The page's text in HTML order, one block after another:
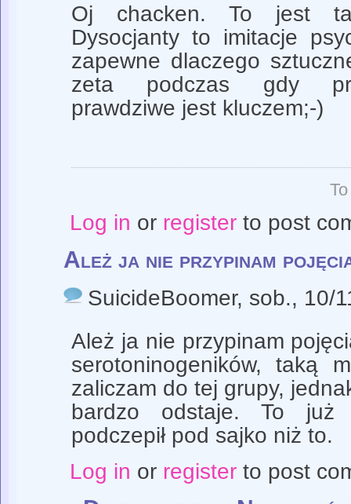
Oj chacken. To jest
Dysocjanty to imitacje
zapewne dlaczego
zeta podczas gdy
prawdziwe jest kluczem;-)
Log in or registerto post
Ależ ja nie przypinam
SuicideBoomer, sob., 10/
Ależ ja nie przypinam
serotoninogeników, taką
zaliczam do tej grupy,
bardzo odstaje. To już
podczepił pod sajko niż to.
Log in or registerto post